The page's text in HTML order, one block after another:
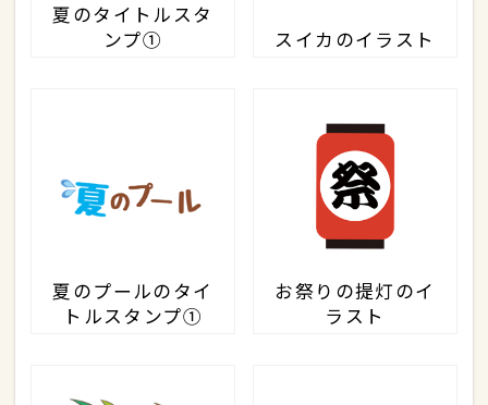
夏のタイトルスタ
ンプ①
スイカのイラスト
夏のプールのタイ
トルスタンプ①
お祭りの提灯のイ
ラスト